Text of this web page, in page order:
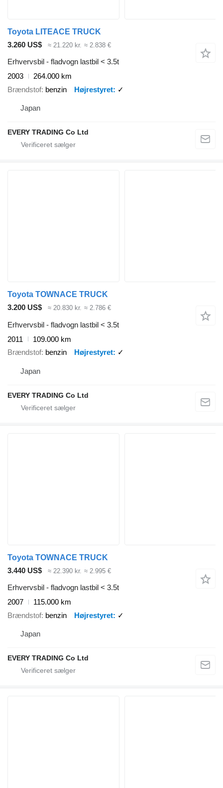
Toyota LITEACE TRUCK
3.260 US$
≈ 21.220 kr. ≈ 2.838 €
Erhvervsbil - fladvogn lastbil < 3.5t
2003
264.000 km
Brændstof benzin Højrestyret ✓
Japan
EVERY TRADING Co Ltd
Toyota TOWNACE TRUCK
3.200 US$
≈ 20.830 kr. ≈ 2.786 €
Erhvervsbil - fladvogn lastbil < 3.5t
2011
109.000 km
Brændstof benzin Højrestyret ✓
Japan
EVERY TRADING Co Ltd
Toyota TOWNACE TRUCK
3.440 US$
≈ 22.390 kr. ≈ 2.995 €
Erhvervsbil - fladvogn lastbil < 3.5t
2007
115.000 km
Brændstof benzin Højrestyret ✓
Japan
EVERY TRADING Co Ltd